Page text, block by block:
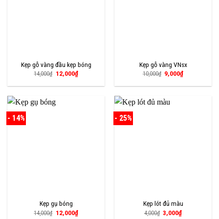
Kẹp gỗ vàng đầu kẹp bóng
14,000₫ Giá
gốc
là:
12,000₫Giá
hiện
tại
Kẹp gỗ vàng VNsx
10,000₫ Giá
gốc
là:
9,000₫Giá
tại
- 14%
Kẹp gụ bóng
14,000₫ Giá
12,000₫Giá
- 25%
Kẹp lót đủ màu
4,000₫ Giá
3,000₫Giá